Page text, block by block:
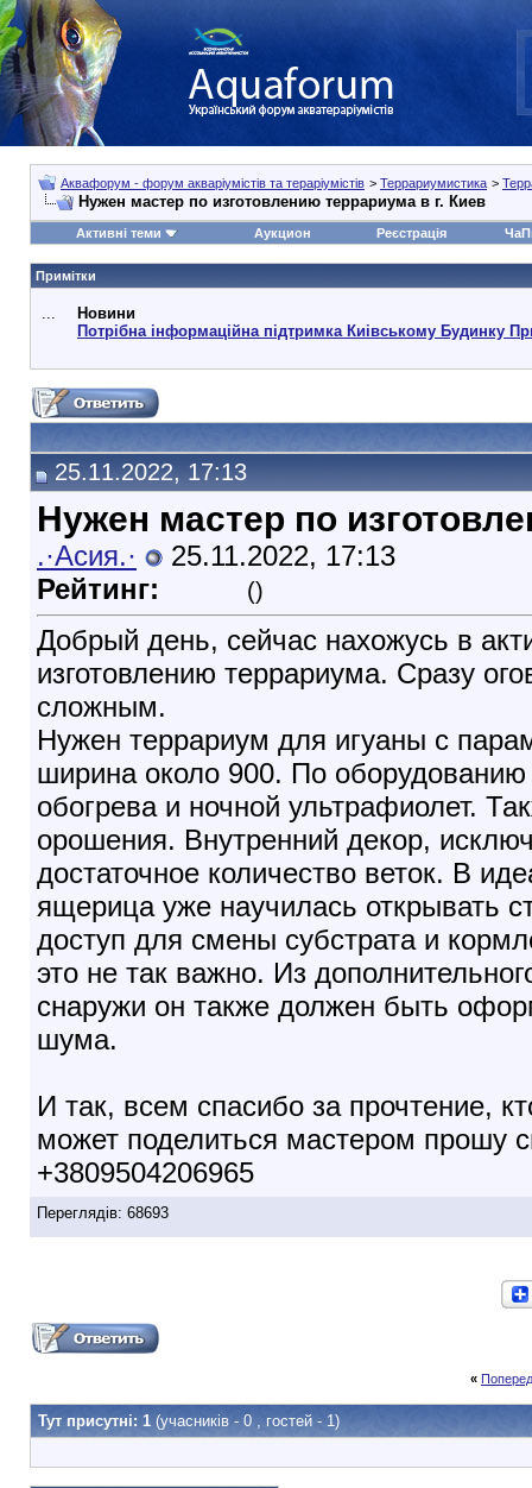
Аквафорум - форум акваріумістів та тераріумістів > Террариумистика >
Нужен мастер по изготовлению террариума в г. Киев
Активні теми Аукцион Реєстрація
Примітки
...
Новини
Потрібна інформаційна підтримка Киівському Будинку
25.11.2022, 17:13
Нужен мастер по
.·Асия.·
25.11.2022, 17:13
Рейтинг:
()
Добрый день, сейчас нахожусь в
изготовлению террариума. Сразу
сложным.
Нужен террариум для игуаны с
ширина около 900. По
обогрева и ночной ультрафиолет.
орошения. Внутренний декор,
достаточное количество веток. В
ящерица уже научилась открывать
доступ для смены субстрата и
это не так важно. Из
снаружи он также должен быть
шума.
И так, всем спасибо за прочтение,
может поделиться мастером прошу
+3809504206965
Переглядів: 68693
«
Тут присутні: 1 (учасників - 0 , гостей - 1)